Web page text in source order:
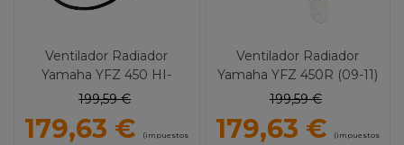
Ventilador Radiador
Yamaha YFZ 450 HI-
Performance MOOSE
199,59 €
179,63 € (impuestos
Ventilador Radiador
Yamaha YFZ 450R (09-11)
HI-Performance MOOSE
199,59 €
179,63 € (impuestos